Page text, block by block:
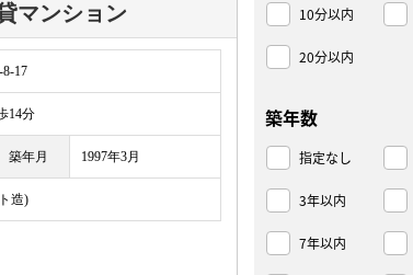
マンション
17
14分
築年月 1997年3月
造)
10分以内
20分以内
築年数
指定なし
3年以内
7年以内